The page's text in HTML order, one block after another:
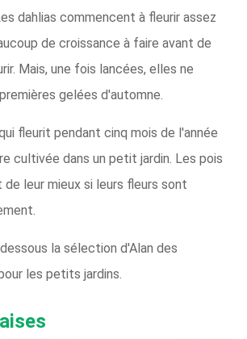
dahlias commencent à fleurir assez
de croissance à faire avant de
Mais, une fois lancées, elles ne
gelées d'automne.
fleurit pendant cinq mois de l'année
cultivée dans un petit jardin. Les pois
leur mieux si leurs fleurs sont
la sélection d'Alan des
les petits jardins.